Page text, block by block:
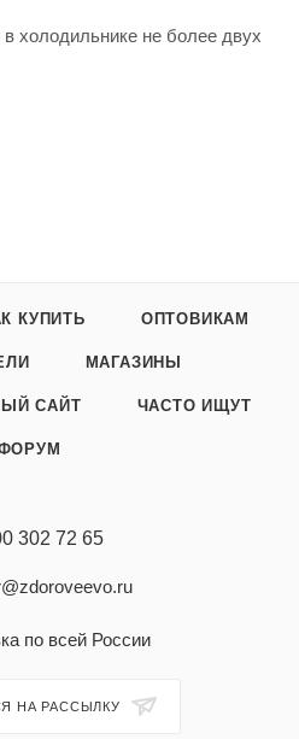
холодильнике не более двух
КУПИТЬ ОПТОВИКАМ
МАГАЗИНЫ
САЙТ ЧАСТО ИЩУТ
302 72 65
по всей России
НА РАССЫЛКУ